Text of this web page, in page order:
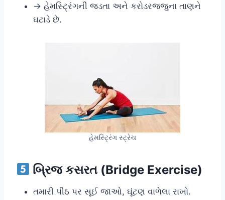
→ હેમસ્ટ્રિંગની જડતા અને કરોડરજ્જુના તાણને
ઘટાડે છે.
હેમસ્ટ્રિંગ સ્ટ્રેચ
બ્રિજ કસરત (Bridge Exercise)
તમારી પીઠ પર સૂઈ જાઓ, ઘૂંટણ વાળેલા રાખો.